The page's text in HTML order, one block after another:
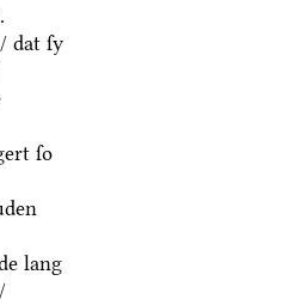
dat ſy
ſo
lang